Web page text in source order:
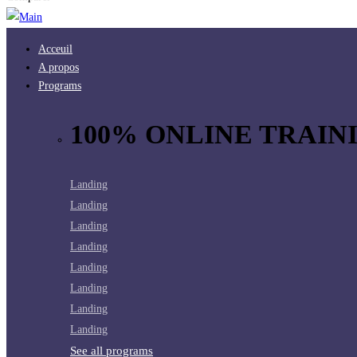
Acceuil
A propos
Programs
100% ONLINE
Landing
Landing
Landing
Landing
Landing
Landing
Landing
Landing
See all programs